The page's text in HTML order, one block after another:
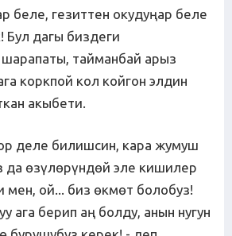
беле, гезиттен окудуңар беле
дагы биздеги
тайманбай арыз
коркпой кол койгон элдин
акыбети.
деле билишсин, кара жумуш
да өзүлөрүндөй эле кишилер
мен, ой... биз өкмөт болобуз!
ага берип аң болду, анын нугун